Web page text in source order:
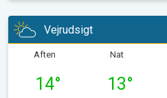
Vejrudsigt
Aften
14°
Nat
13°